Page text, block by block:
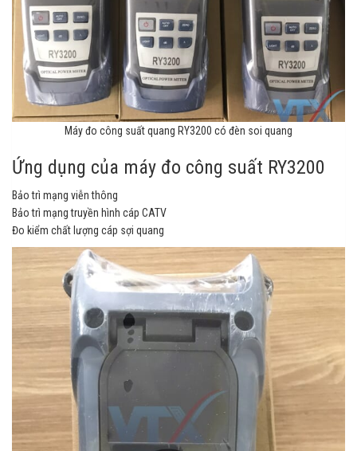
Máy đo công suất quang RY3200 có đèn soi quang
Ứng dụng của máy đo công suất RY3200
Bảo trì mạng viễn thông
Bảo trì mạng truyền hình cáp CATV
Đo kiểm chất lượng cáp sợi quang